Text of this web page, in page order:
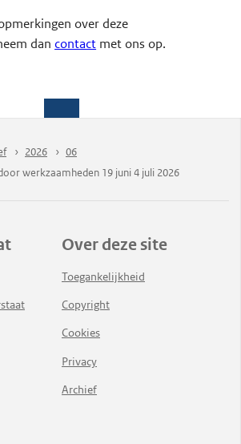
over deze
dancontact met ons op.
2026
06
werkzaamheden 19 juni 4 juli 2026
Over deze site
Toegankelijkheid
Copyright
Cookies
Privacy
Archief